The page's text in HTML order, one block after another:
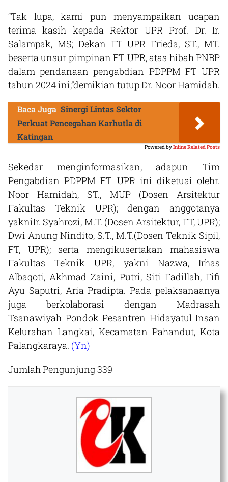
“Tak lupa, kami pun menyampaikan ucapan
terima kasih kepada Rektor UPR Prof. Dr. Ir.
Salampak, MS; Dekan FT UPR Frieda, ST., MT.
beserta unsur pimpinan FT UPR, atas hibah PNBP
dalam pendanaan pengabdian PDPPM FT UPR
tahun 2024 ini,”demikian tutup Dr. Noor Hamidah.
Baca Juga Sinergi Lintas Sektor
Perkuat Pencegahan Karhutla di
Katingan
Powered byInline Related Posts
Sekedar menginformasikan, adapun Tim
Pengabdian PDPPM FT UPR ini diketuai olehr.
Noor Hamidah, ST., MUP (Dosen Arsitektur
Fakultas Teknik UPR); dengan anggotanya
yakniIr. Syahrozi, M.T. (Dosen Arsitektur, FT, UPR);
Dwi Anung Nindito, S.T., M.T.(Dosen Teknik Sipil,
FT, UPR); serta mengikusertakan mahasiswa
Fakultas Teknik UPR, yakni Nazwa, Irhas
Albaqoti, Akhmad Zaini, Putri, Siti Fadillah, Fifi
Ayu Saputri, Aria Pradipta. Pada pelaksanaanya
juga berkolaborasi dengan Madrasah
Tsanawiyah Pondok Pesantren Hidayatul Insan
Kelurahan Langkai, Kecamatan Pahandut, Kota
Palangkaraya. (Yn)
Jumlah Pengunjung339